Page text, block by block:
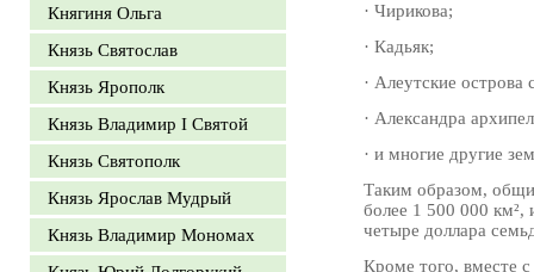
Княгиня Ольга
Князь Святослав
Князь Ярополк
Князь Владимир I Святой
Князь Святополк
Князь Ярослав Мудрый
Князь Владимир Мономах
· Чирикова;
· Кадьяк;
· Алеутские острова
· Александра
· и многие другие
Таким образом,
более 1 500 000 км²,
четыре доллара
Кроме того, вместе